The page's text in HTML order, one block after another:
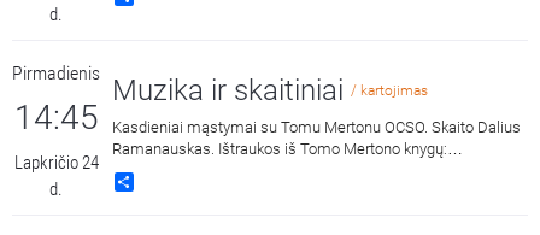
d.
Pirmadienis
14:45
Lapkričio 24
d.
Muzika ir skaitiniai / kartojimas
Kasdieniai mąstymai su Tomu Mertonu OCSO. Skaito Dalius
Ramanauskas. Ištraukos iš Tomo Mertono knygų:
„Septynaukštis kalnas“, išleido „Katalikų pasaulio leidiniai“,
2011 m. ir „Jonos ženklas“, išleido „Katalikų pasaulio leidiniai“,